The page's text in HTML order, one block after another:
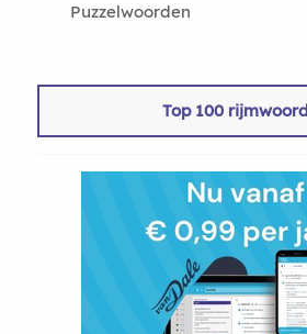
Puzzelwoorden
Top 100